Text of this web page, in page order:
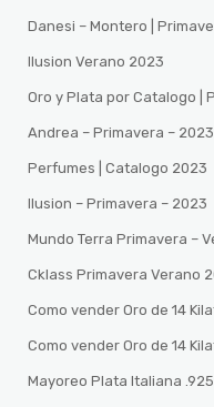
Danesi – Montero |
Ilusion Verano 2023
Oro y Plata por Catalogo |
Andrea – Primavera – 2023
Perfumes | Catalogo 2023
Ilusion – Primavera – 2023
Mundo Terra Primavera –
Cklass Primavera Verano
Como vender Oro de 14
Como vender Oro de 14
Mayoreo Plata Italiana